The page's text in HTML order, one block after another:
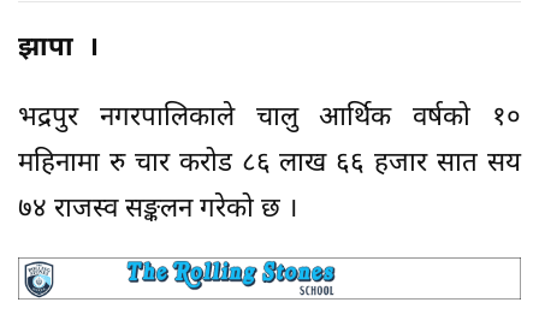
झापा ।
भद्रपुर नगरपालिकाले चालु आर्थिक वर्षको १०
महिनामा रु चार करोड ८६ लाख ६६ हजार सात सय
७४ राजस्व सङ्कलन गरेको छ ।